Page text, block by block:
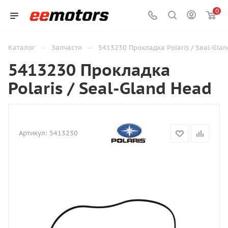
0
Каталог — Запчасти — 5413230 Прокладка Polaris / Seal-
5413230 Прокладка
Polaris / Seal-Gland Head
Артикул: 5413230